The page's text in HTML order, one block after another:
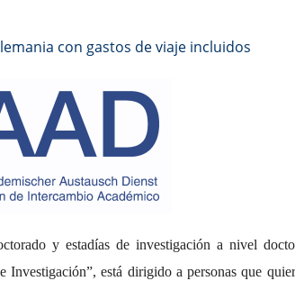
con gastos de viaje incluidos
y estadías de investigación a nivel
está dirigido a personas que